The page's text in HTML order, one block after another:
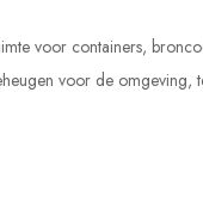
voor containers,
voor de omgeving,